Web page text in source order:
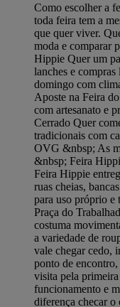
Como escolher a
toda feira tem a
que quer viver.
moda e comparar
Hippie Quer um
lanches e
domingo com
Aposte na Feira
com artesanato e
Cerrado Quer
tradicionais com
OVG &nbsp; As
&nbsp; Feira
Feira Hippie
ruas cheias,
para uso próprio e
Praça do
costuma
a variedade de
vale chegar cedo,
ponto de
visita pela
funcionamento e
diferença checar o